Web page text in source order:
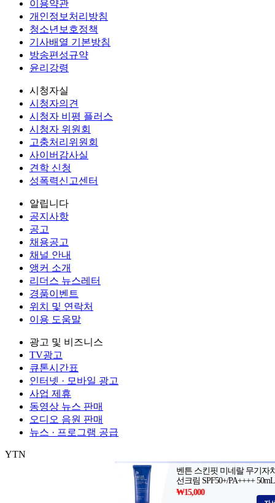
이용약관
개인정보처리방침
청소년보호정책
기사배열 기본방침
방송편성규약
윤리강령
시청자실
시청자의견
시청자 비평 플러스
시청자 위원회
고충처리위원회
사이버감사실
견학 신청
성폭력신고센터
알립니다
공지사항
공고
채용공고
채널 안내
앵커 소개
리더스 뉴스레터
경품이벤트
위치 및 연락처
이용 도움말
광고 및 비즈니스
TV광고
큐톤시간표
인터넷 · 모바일 광고
사업 제휴
동영상 뉴스 판매
오디오 음원 판매
뉴스 · 프로그램 공급
YTN
서울특별시 마포구 상암산로 76 (상암동) 대표전화:
서울특별시 마포구 상암산로 76 (상암동)등록번호:
대표전화: 02-398-8000발행인: 김백